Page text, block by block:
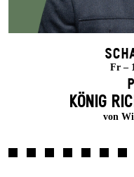
Fr –
KÖNIG
von